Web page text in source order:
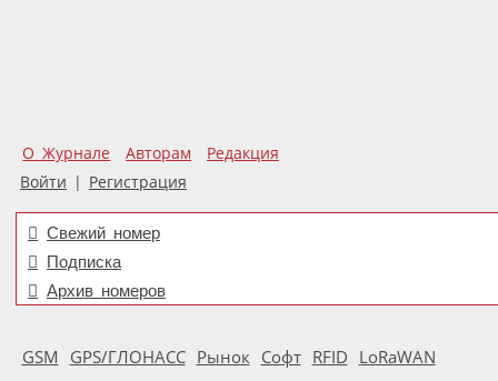
О Журнале Авторам
Редакция
Войти | Регистрация
Свежий номер
Подписка
Архив номеров
GSM GPS/ГЛОНАСС Рынок Софт RFID LoRaWAN